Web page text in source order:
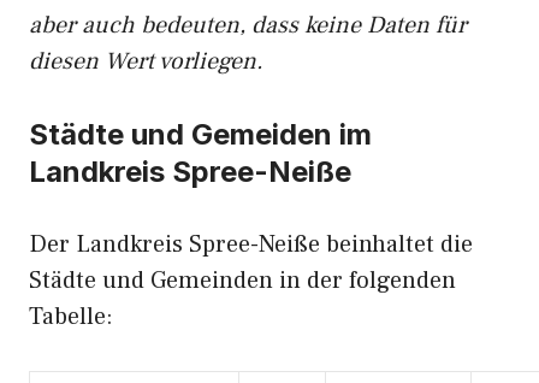
aber auch bedeuten, dass keine Daten für
diesen Wert vorliegen.
Städte und Gemeiden im
Landkreis Spree-Neiße
Der Landkreis Spree-Neiße beinhaltet die
Städte und Gemeinden in der folgenden
Tabelle: